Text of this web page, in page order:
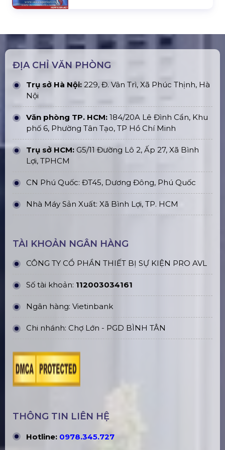
ĐỊA CHỈ VĂN PHÒNG
Trụ sở Hà Nội: 229, Đ. Vân Trì, Xã Phúc Thịnh, Hà
Nội
Văn phòng TP. HCM: 184/20A Lê Đình Cẩn, Khu
phố 6, Phường Tân Tạo, TP Hồ Chí Minh
Trụ sở HCM: G5/11 Đường Lô 2, Ấp 27, Xã Bình
Lợi, TPHCM
CN Phú Quốc: ĐT45, Dương Đông, Phú Quốc
Nhà Máy Sản Xuất: Xã Bình Lợi, TP. HCM
TÀI KHOẢN NGÂN HÀNG
CÔNG TY CỔ PHẦN THIẾT BỊ SỰ KIỆN PRO AVL
Số tài khoản: 112003034161
Ngân hàng: Vietinbank
Chi nhánh: Chợ Lớn - PGD BÌNH TÂN
THÔNG TIN LIÊN HỆ
Hotline: 0978.345.727